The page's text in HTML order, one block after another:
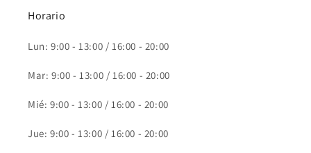
Horario
Lun: 9:00 - 13:00 / 16:00 - 20:00
Mar: 9:00 - 13:00 / 16:00 - 20:00
Mié: 9:00 - 13:00 / 16:00 - 20:00
Jue: 9:00 - 13:00 / 16:00 - 20:00